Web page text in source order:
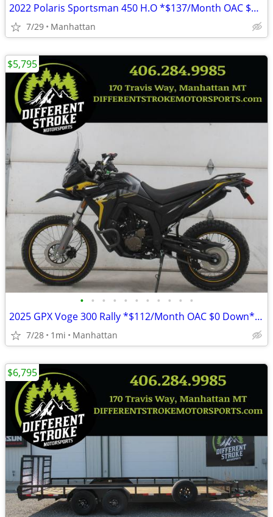
2022 Polaris Sportsman 450 H.O *$137/Month OAC $0 Down* *New Snowplow*
7/29 Manhattan
• • • • • • • • • • •
2025 GPX Voge 300 Rally *$112/Month OAC $0 Down* *NEW*
7/28 1mi Manhattan
$5,795
$6,795